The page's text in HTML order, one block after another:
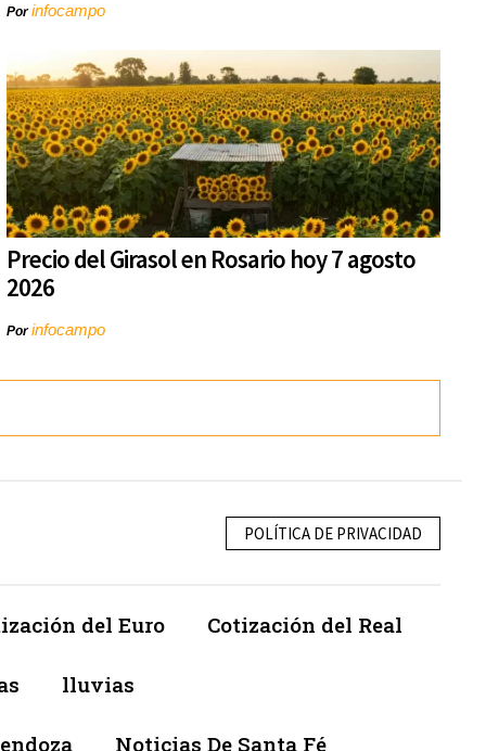
Porinfocampo
Precio del Girasol en Rosario hoy 7 agosto
2026
Porinfocampo
POLÍTICA DE PRIVACIDAD
del Euro Cotización del Real
lluvias
Noticias De Santa Fé